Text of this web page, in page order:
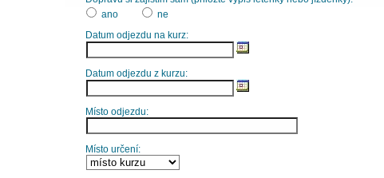
ano
ne
Datum odjezdu na kurz:
Datum odjezdu z kurzu:
Místo odjezdu:
Místo určení: